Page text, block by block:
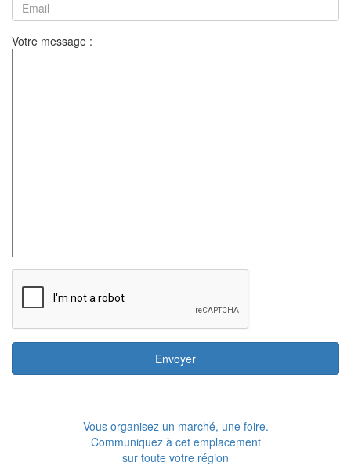
Votre message :
Envoyer
Vous organisez un marché, une foire.
Communiquez à cet emplacement
sur toute votre région